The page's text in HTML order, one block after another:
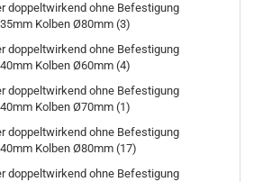
doppeltwirkend ohne Befestigung
Kolben Ø80mm (3)
doppeltwirkend ohne Befestigung
Kolben Ø60mm (4)
doppeltwirkend ohne Befestigung
Kolben Ø70mm (1)
doppeltwirkend ohne Befestigung
Kolben Ø80mm (17)
doppeltwirkend ohne Befestigung